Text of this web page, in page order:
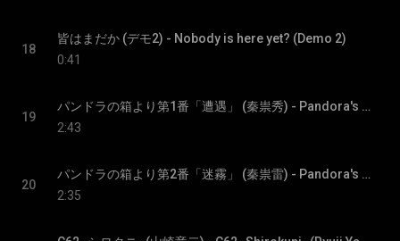
18
皆はまだか (デモ2) - Nobody is here yet? (Demo 2)
0:41
19
パンドラの箱より第1番「遭遇」 (秦祟秀) - Pandora's Box Part 1 "Encounter" (Jin Chonshu)
2:43
20
パンドラの箱より第2番「迷霧」 (秦祟雷) - Pandora's Box Part 2 "Lost in the Fog" (Jin Chonrei)
2:35